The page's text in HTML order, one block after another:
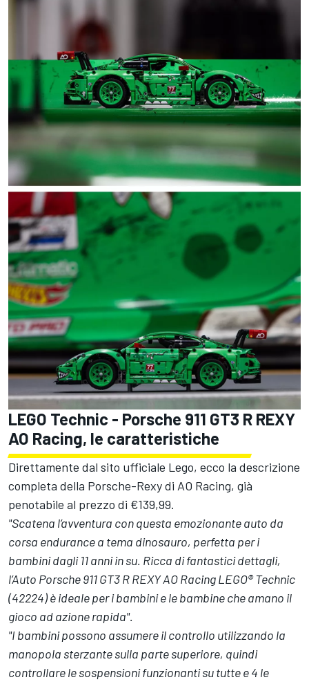
LEGO Technic - Porsche 911 GT3 R REXY
AO Racing, le caratteristiche
Direttamente dal sito ufficiale Lego, ecco la descrizione
completa della Porsche-Rexy di AO Racing, già
penotabile al prezzo di €139,99.
"Scatena l’avventura con questa emozionante auto da
corsa endurance a tema dinosauro, perfetta per i
bambini dagli 11 anni in su. Ricca di fantastici dettagli,
l’Auto Porsche 911 GT3 R REXY AO Racing LEGO® Technic
(42224) è ideale per i bambini e le bambine che amano il
gioco ad azione rapida".
"I bambini possono assumere il controllo utilizzando la
manopola sterzante sulla parte superiore, quindi
controllare le sospensioni funzionanti su tutte e 4 le